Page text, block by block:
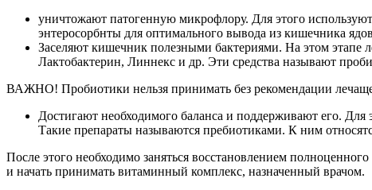
уничтожают патогенную микрофлору. Для этого
энтеросорбнты для оптимального вывода из кишечника
Заселяют кишечник полезными бактериями. На этом этапе
Лактобактерин, Линнекс и др. Эти средства называют
ВАЖНО! Пробиотики нельзя принимать без рекомендации
Достигают необходимого баланса и поддерживают его.
Такие препараты называются пребиотиками. К ним
После этого необходимо заняться восстановлением
и начать принимать витаминный комплекс, назначенный врачом.